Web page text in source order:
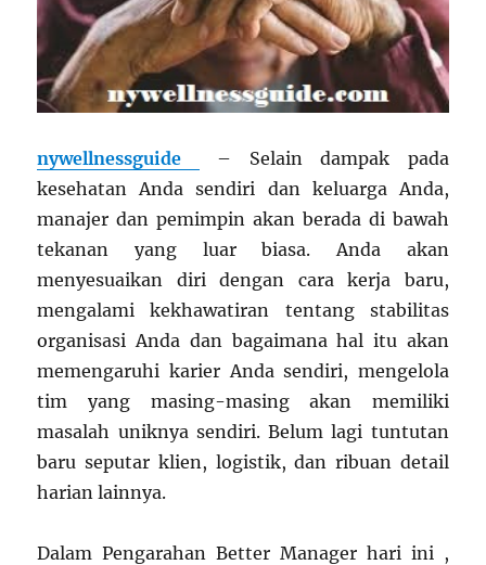
nywellnessguide
– Selain dampak pada
kesehatan Anda sendiri dan keluarga Anda,
manajer dan pemimpin akan berada di bawah
tekanan yang luar biasa. Anda akan
menyesuaikan diri dengan cara kerja baru,
mengalami kekhawatiran tentang stabilitas
organisasi Anda dan bagaimana hal itu akan
memengaruhi karier Anda sendiri, mengelola
tim yang masing-masing akan memiliki
masalah uniknya sendiri. Belum lagi tuntutan
baru seputar klien, logistik, dan ribuan detail
harian lainnya.
Dalam Pengarahan Better Manager hari ini ,